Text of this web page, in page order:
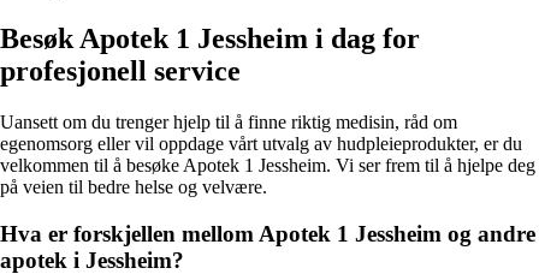
Besøk Apotek 1 Jessheim i dag for
profesjonell service
Uansett om du trenger hjelp til å finne riktig medisin, råd om
egenomsorg eller vil oppdage vårt utvalg av hudpleieprodukter, er du
velkommen til å besøke Apotek 1 Jessheim. Vi ser frem til å hjelpe deg
på veien til bedre helse og velvære.
Hva er forskjellen mellom Apotek 1 Jessheim og andre
apotek i Jessheim?